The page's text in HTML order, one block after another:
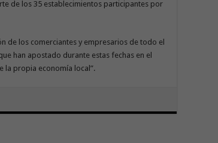
de los 35 establecimientos participantes por
de los comerciantes y empresarios de todo el
han apostado durante estas fechas en el
la propia economía local”.